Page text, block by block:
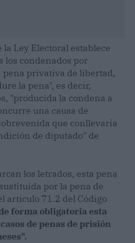
la Ley Electoral establece
los condenados por
pena privativa de libertad,
la pena", es decir,
"producida la condena a
una causa de
que conllevaría
de diputado" de
los letrados, esta pena
por la pena de
artículo 71.2 del Código
forma obligatoria esta
de penas de prisión